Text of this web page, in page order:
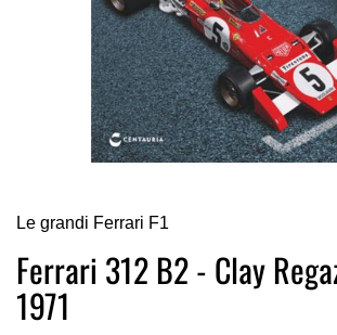
all'inizio
della
galleria
di
immagini
Le grandi Ferrari F1
Ferrari 312 B2 - Clay
1971